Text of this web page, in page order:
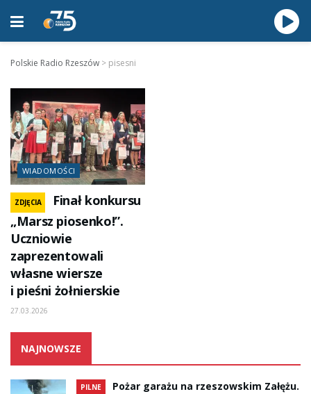
Polskie Radio Rzeszów > pisesni
WIADOMOŚCI
ZDJĘCIA
Finał konkursu
„Marsz piosenko!”.
Uczniowie
zaprezentowali
własne wiersze
i pieśni żołnierskie
27.03.2026
NAJNOWSZE
PILNE
Pożar garażu na rzeszowskim Załężu.